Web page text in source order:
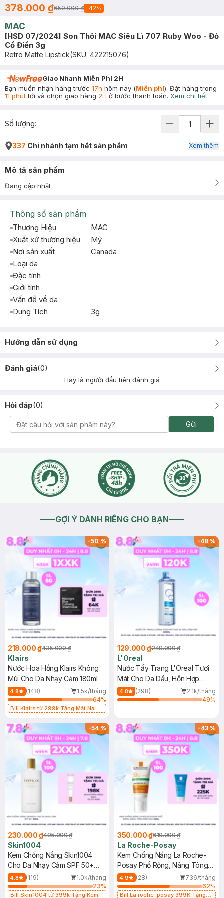
378.000 ₫650.000 ₫ -42%
MAC
[HSD 07/2024] Son Thỏi MAC Siêu Lì 707 Ruby Woo - Đỏ
Cổ Điển 3g
Retro Matte Lipstick(SKU: 422215076)
Giao Nhanh Miễn Phí 2H
Bạn muốn nhận hàng trước 17h hôm nay (Miễn phí). Đặt hàng trong
11 phúttới và chọn giao hàng 2H ở bước thanh toán. Xem chi tiết
Số lượng:
337 Chi nhánh tạm hết sản phẩm Xem thêm
Mô tả sản phẩm
Đang cập nhật
Thông số sản phẩm
Thương Hiệu
MAC
Xuất xứ thương hiệu
Mỹ
Nơi sản xuất
Canada
Loại da
Đặc tính
Giới tính
Vấn đề về da
Dung Tích
3g
Hướng dẫn sử dụng
Đánh giá(0)
Hãy là người đầu tiên đánh giá
Hỏi đáp(0)
Gửi
GỢI Ý DÀNH RIÊNG CHO BẠN
-50%
218.000 ₫435.000 ₫
Klairs
Nước Hoa Hồng Klairs Không
Mùi Cho Da Nhạy Cảm 180ml
4.8 (148)
1.5k/tháng
64%
Bill Klairs từ 299k Tặng Mặt Nạ
25ml (SL Có Hạn)
-48%
129.000 ₫249.000 ₫
L'Oreal
Nước Tẩy Trang L'Oreal Tươi
Mát Cho Da Dầu, Hỗn Hợp
400ml
4.8 (298)
2.1k/tháng
49%
-54%
230.000 ₫495.000 ₫
Skin1004
Kem Chống Nắng Skin1004
Cho Da Nhạy Cảm SPF 50+
50ml
4.8 (119)
1.0k/tháng
23%
Bill Skin1004 từ 399k Tặng Kem
-43%
350.000 ₫610.000 ₫
La Roche-Posay
Kem Chống Nắng La Roche-
Posay Phổ Rộng, Nâng Tông
Kiềm Dầu 50ml
4.9 (28)
736/tháng
62%
Bill La roche-posay 399K Tặng